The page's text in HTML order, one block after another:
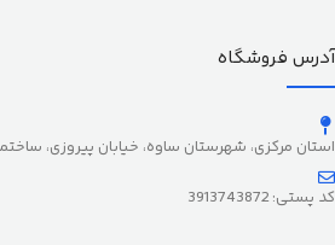
آدرس فروشگاه
استان مرکزی، شهرستان ساوه، خیابان پیروزی،
کد پستی: 3913743872